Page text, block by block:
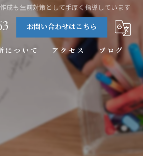
成も生前対策として手厚く指導しています
お問い合わせはこちら
について アクセス ブログ